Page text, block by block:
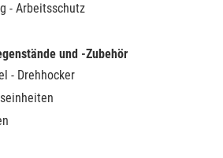
- Arbeitsschutz
und -Zubehör
- Drehhocker